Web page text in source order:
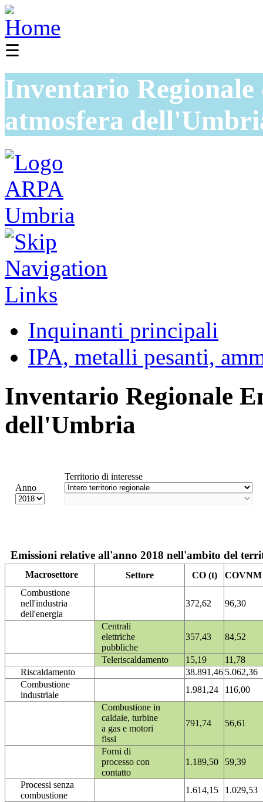
☰
Inventario
atmosfera
Inquinanti principali
IPA, metalli pesanti,
Inventario Regionale
dell'Umbria
Anno
Territorio di interesse
Emissioni relative all'anno 2018 nell'ambito del
Macrosettore Settore CO (t)
COVNM
Combustione
nell'industria
dell'energia
372,62 96,30
Centrali
elettriche
pubbliche
357,43 84,52
Teleriscaldamento 15,19
11,78
Riscaldamento
38.891,46 5.062,36
Combustione
industriale
1.981,24
116,00
Combustione in
caldaie, turbine
a gas e motori
fissi
791,74 56,61
Forni di
processo con
contatto
1.189,50 59,39
Processi senza
combustione
1.614,15
1.029,53